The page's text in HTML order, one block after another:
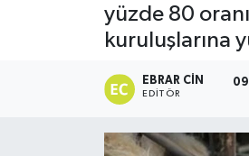
yüzde 80
kuruluşlarına
EBRAR CIN
EDITÖR
Çavdarhisar
Domaniç
Haber Arşivi